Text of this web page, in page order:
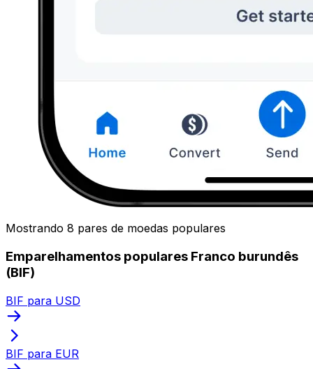
Mostrando 8 pares de moedas populares
Emparelhamentos populares Franco burundês
(BIF)
BIF para USD
BIF para EUR